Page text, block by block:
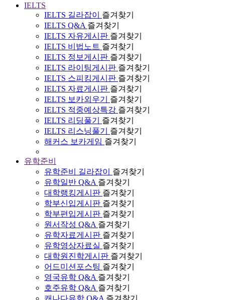
IELTS
IELTS 길라잡이
즐겨찾기
IELTS Q&A 즐겨찾기
IELTS 자유게시판 즐겨찾기
IELTS 비법노트 즐겨찾기
IELTS 정보게시판 즐겨찾기
IELTS 라이팅게시판 즐겨찾기
IELTS 스피킹게시판 즐겨찾기
IELTS 자료게시판 즐겨찾기
IELTS 보카외우기
즐겨찾기
IELTS 적중예상특강 즐겨찾기
IELTS 리딩풀기
즐겨찾기
IELTS 리스닝풀기
즐겨찾기
해커스 보카게임 즐겨찾기
유학준비
유학준비 길라잡이
즐겨찾기
유학일반 Q&A 즐겨찾기
대학랭킹게시판 즐겨찾기
학부신입게시판 즐겨찾기
학부편입게시판 즐겨찾기
원서작성 Q&A 즐겨찾기
유학자료게시판 즐겨찾기
유학영상자료실 즐겨찾기
대학원진학게시판 즐겨찾기
어드미션포스팅 즐겨찾기
영국유학 Q&A 즐겨찾기
호주유학 Q&A 즐겨찾기
캐나다유학 Q&A 즐겨찾기